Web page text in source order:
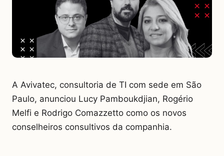
A Avivatec, consultoria de TI com sede em São
Paulo, anunciou Lucy Pamboukdjian, Rogério
Melfi e Rodrigo Comazzetto como os novos
conselheiros consultivos da companhia.